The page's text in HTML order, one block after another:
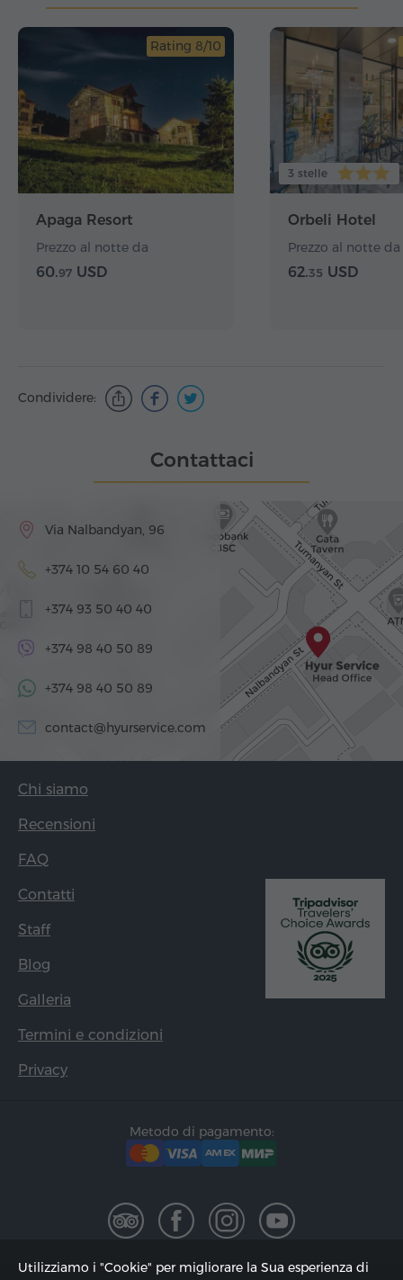
Rating 8/10
Apaga Resort
Prezzo al notte da
60.97 USD
3 stelle
Orbeli Hotel
Prezzo al notte da
62.35 USD
Condividere:
Contattaci
Via Nalbandyan, 96
+374 10 54 60 40
+374 93 50 40 40
+374 98 40 50 89
+374 98 40 50 89
contact@hyurservice.com
Chi siamo
Recensioni
FAQ
Contatti
Staff
Blog
Galleria
Termini e condizioni
Privacy
Metodo di pagamento:
Utilizziamo i "Cookie" per migliorare la Sua esperienza di